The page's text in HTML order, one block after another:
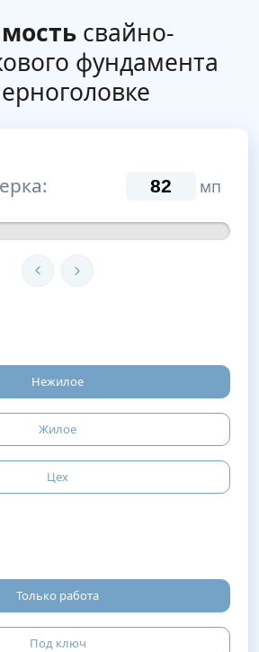
свайно-
фундамента
мп
Нежилое
Жилое
Цех
Только работа
Под ключ